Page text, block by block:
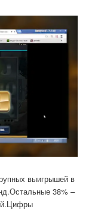
выигрышей в
38% –